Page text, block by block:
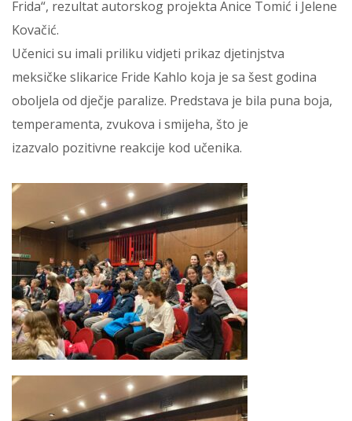
Frida“, rezultat autorskog projekta Anice Tomić i Jelene
Kovačić.
Učenici su imali priliku vidjeti prikaz djetinjstva
meksičke slikarice Fride Kahlo koja je sa šest godina
oboljela od dječje paralize. Predstava je bila puna boja,
temperamenta, zvukova i smijeha, što je
izazvalo pozitivne reakcije kod učenika.